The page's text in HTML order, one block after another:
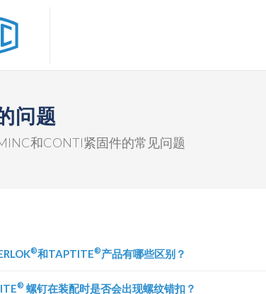
问题
和CONTI紧固件的常见问题
®和TAPTITE®产品有哪些区别？
® 螺钉在装配时是否会出现螺纹错扣？